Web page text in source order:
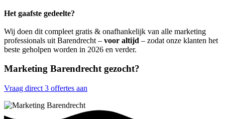
Het gaafste gedeelte?
Wij doen dit compleet gratis & onafhankelijk van alle marketing
professionals uit Barendrecht – voor altijd – zodat onze klanten het
beste geholpen worden in 2026 en verder.
Marketing Barendrecht gezocht?
Vraag direct 3 offertes aan